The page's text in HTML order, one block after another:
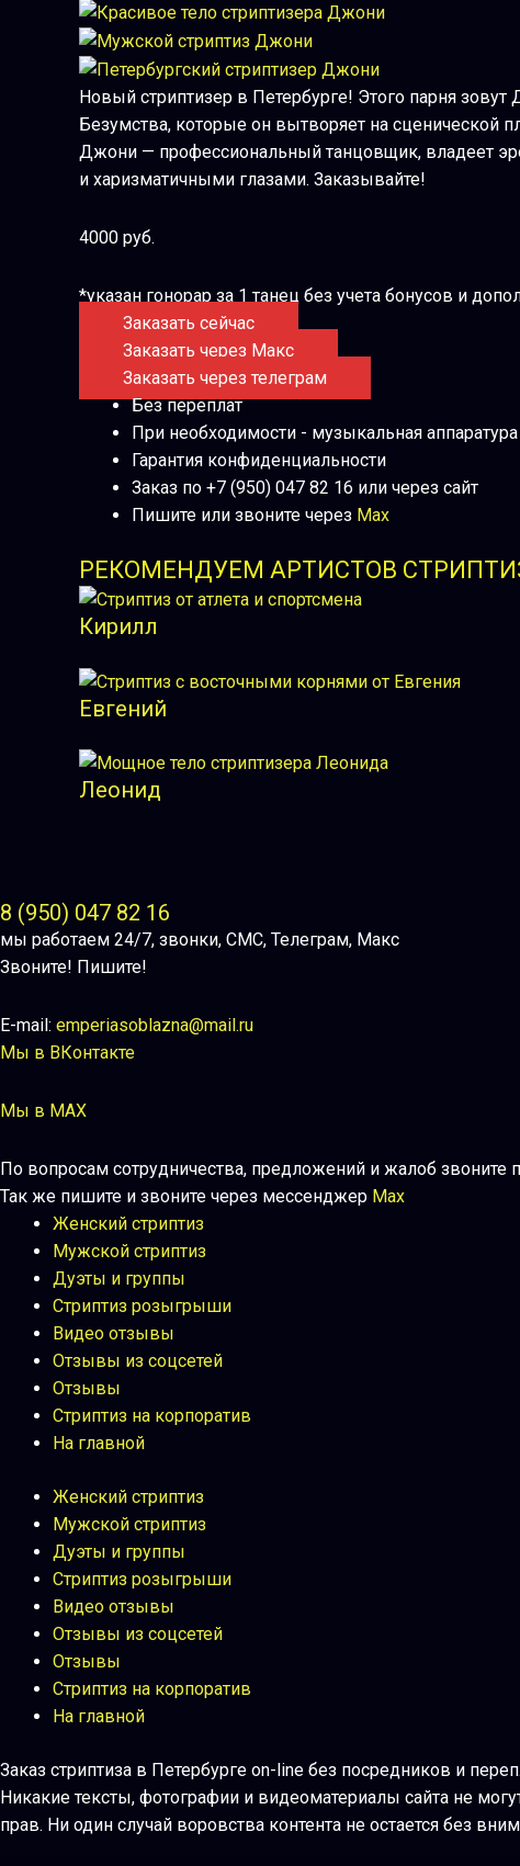
Новый стриптизер в Петербурге! Этого парня
Безумства, которые он вытворяет на
Джони — профессиональный танцовщик, владеет
и харизматичными глазами. Заказывайте!
4000 руб.
*указан гонорар за 1 танец без учета бонусов и
Заказать сейчас
Заказать через Макс
Заказать через телеграм
Без переплат
При необходимости - музыкальная
Гарантия конфиденциальности
Заказ по +7 (950) 047 82 16 или через сайт
Пишите или звоните через Max
РЕКОМЕНДУЕМ АРТИСТОВ
Кирилл
Евгений
Леонид
8 (950) 047 82 16
мы работаем 24/7, звонки, СМС, Телеграм, Макс
Звоните! Пишите!
E-mail: emperiasoblazna@mail.ru
Мы в ВКонтакте
Мы в MAX
По вопросам сотрудничества, предложений и жалоб звоните
Так же пишите и звоните через мессенджер Max
Женский стриптиз
Мужской стриптиз
Дуэты и группы
Стриптиз розыгрыши
Видео отзывы
Отзывы из соцсетей
Отзывы
Стриптиз на корпоратив
На главной
Женский стриптиз
Мужской стриптиз
Дуэты и группы
Стриптиз розыгрыши
Видео отзывы
Отзывы из соцсетей
Отзывы
Стриптиз на корпоратив
На главной
Заказ стриптиза в Петербурге on-line без посредников и
Никакие тексты, фотографии и видеоматериалы сайта не
прав. Ни один случай воровства контента не остается без